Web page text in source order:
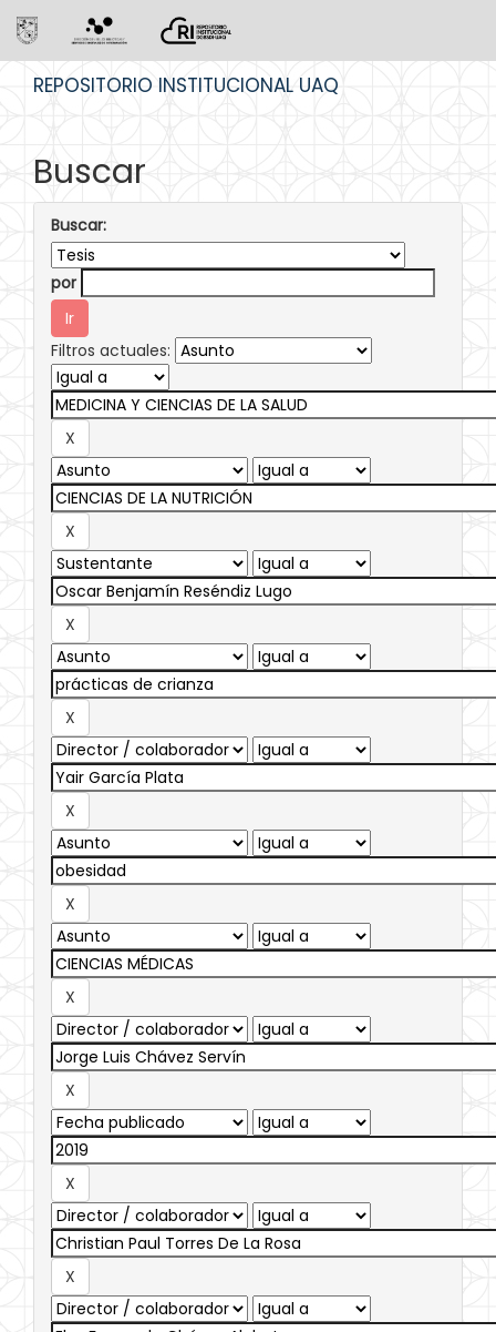
REPOSITORIO INSTITUCIONAL UAQ
Buscar
Buscar:
por
Filtros actuales: